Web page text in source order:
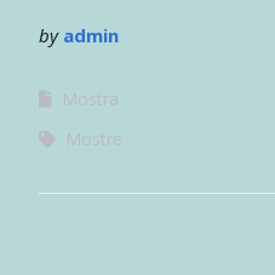
by admin
Mostra
Mostre